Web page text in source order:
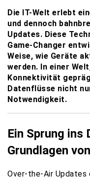
Die IT-Welt erlebt
und dennoch
Updates. Diese
Game-Changer
Weise, wie Geräte
werden. In einer
Konnektivität
Datenflüsse nicht
Notwendigkeit.
Ein Sprung ins
Grundlagen
Over-the-Air Updates